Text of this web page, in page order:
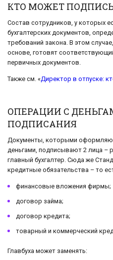
КТО МОЖЕТ
Состав сотрудников, у которых
бухгалтерских документов,
требований закона. В этом
основе, готовят
первичных документов.
Также см. «Директор в отпуске:
ОПЕРАЦИИ С
ПОДПИСАНИЯ
Документы, которыми
деньгами, подписывают 2 лица –
главный бухгалтер. Сюда же
кредитные обязательства – то
финансовые вложения фирмы;
договор займа;
договор кредита;
товарный и коммерческий
Главбуха может заменять: